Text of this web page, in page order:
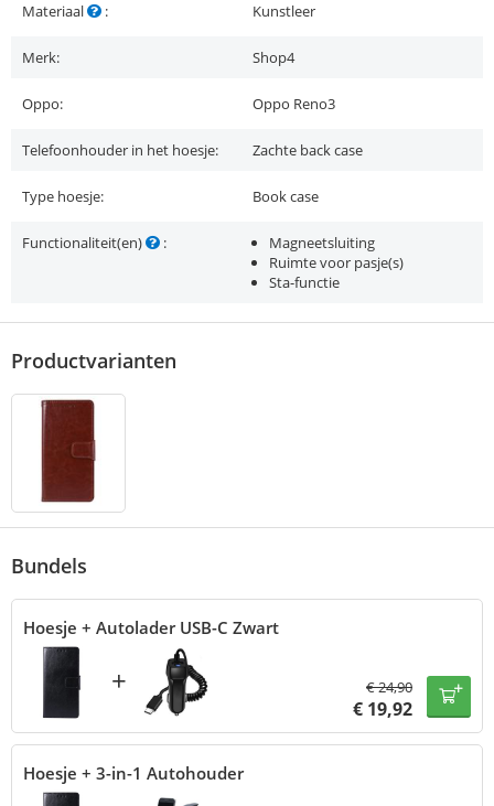
Materiaal : Kunstleer
Merk: Shop4
Oppo: Oppo Reno3
Telefoonhouder in het hoesje: Zachte back case
Type hoesje: Book case
Functionaliteit(en) :
Magneetsluiting
Ruimte voor pasje(s)
Sta-functie
Productvarianten
Bundels
Hoesje + Autolader USB-C Zwart
+ €24,90
€ 19,92
Hoesje + 3-in-1 Autohouder